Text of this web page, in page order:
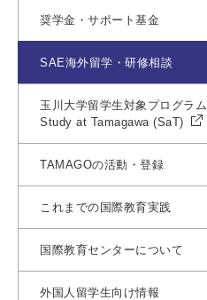
奨学金・サポート基金
SAE海外留学・研修相談
玉川大学留学生対象プログラム
Study at Tamagawa (SaT)
TAMAGOの活動・登録
これまでの国際教育実践
国際教育センターについて
外国人留学生向け情報